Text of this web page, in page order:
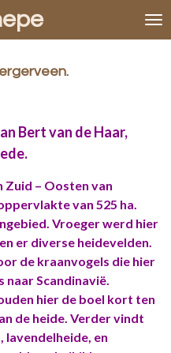
Bert van de Haar,
– Oosten van
van 525 ha.
Vroeger werd hier
er diverse heidevelden.
de kraanvogels die hier
Scandinavië.
hier de boel kort ten
de heide. Verder vindt
lavendelheide, en